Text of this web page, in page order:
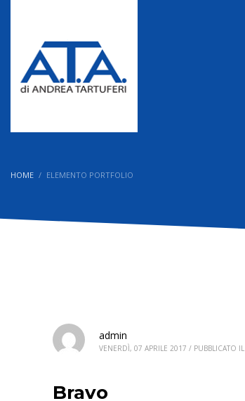
HOME ELEMENTO PORTFOLIO
admin
VENERDÌ, 07 APRILE 2017 / PUBBLICATO IL
Bravo